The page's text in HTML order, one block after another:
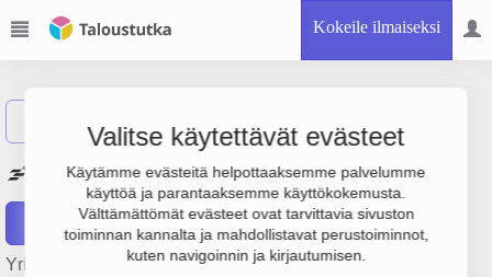
Kokeile ilmaiseksi
Valitse käytettävät evästeet
Käytämme evästeitä helpottaaksemme palvelumme
käyttöä ja parantaaksemme käyttökokemusta.
Välttämättömät evästeet ovat tarvittavia sivuston
toiminnan kannalta ja mahdollistavat perustoiminnot,
kuten navigoinnin ja kirjautumisen.
Painotalo Oy Esko Ahtee
Raportit
Yrityksen Painotalo Oy Esko Ahtee liikevaihto on 1.3 milj. €,